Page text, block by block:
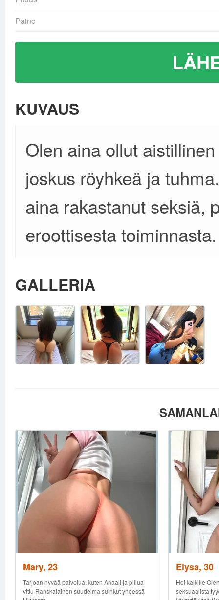
Paino
KUVAUS
Olen aina ollut
joskus röyhkeä ja
aina rakastanut seksiä,
eroottisesta toiminnasta.
GALLERIA
Mary, 23
Tarjoan hyvää palvelua, kuten Anaali ja pillua
vittu Ranskalainen suudelma suihkut yhdessä
Elysa, 30
Hei kaikille
seksuaalista